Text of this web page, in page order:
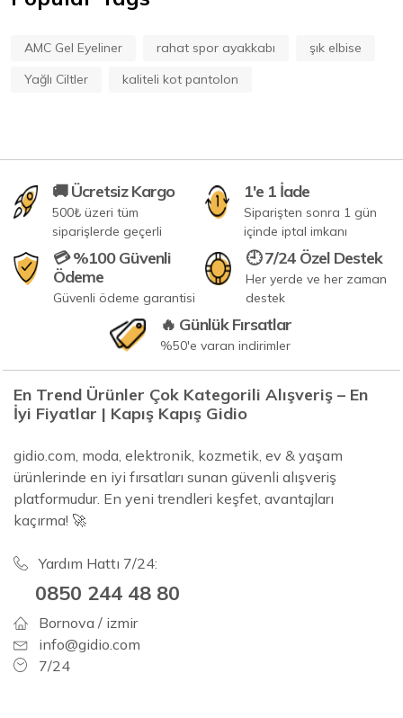
AMC Gel Eyeliner rahat spor ayakkabı
şık elbise
Yağlı Ciltler
kaliteli kot pantolon
🚚 Ücretsiz Kargo
500₺ üzeri tüm
siparişlerde geçerli
1'e 1 İade
Siparişten sonra 1 gün
içinde iptal imkanı
💳 %100 Güvenli
Ödeme
Güvenli ödeme garantisi
🕘 7/24 Özel Destek
Her yerde ve her zaman
destek
🔥 Günlük Fırsatlar
%50'e varan indirimler
En Trend Ürünler Çok Kategorili Alışveriş – En
İyi Fiyatlar | Kapış Kapış Gidio
gidio.com, moda, elektronik, kozmetik, ev & yaşam
ürünlerinde en iyi fırsatları sunan güvenli alışveriş
platformudur. En yeni trendleri keşfet, avantajları
kaçırma! 🚀
Yardım Hattı 7/24:
0850 244 48 80
Bornova / izmir
info@gidio.com
7/24